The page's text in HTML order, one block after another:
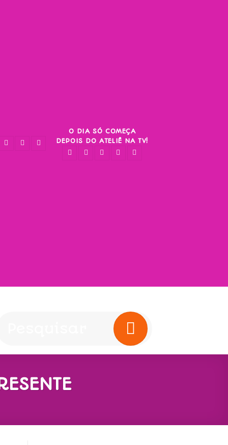
O DIA SÓ COMEÇA
DEPOIS DO ATELIÊ NA TV!